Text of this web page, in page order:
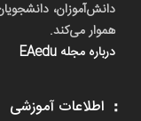
دانش‌آموزان،
هموار می‌کند.
درباره مجله EAedu
اطلاعات آموزشی